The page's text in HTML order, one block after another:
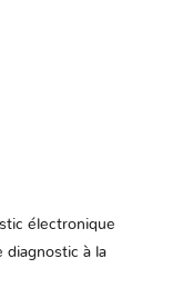
électronique
à la